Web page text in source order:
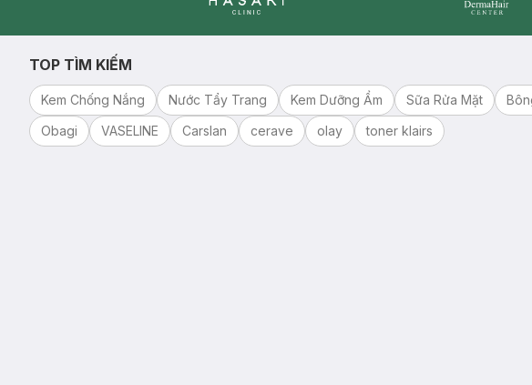
TOP TÌM KIẾM
Kem Chống Nắng Nước Tẩy Trang Kem Dưỡng Ẩm Sữa Rửa Mặt
Obagi
VASELINE Carslan cerave olay toner klairs